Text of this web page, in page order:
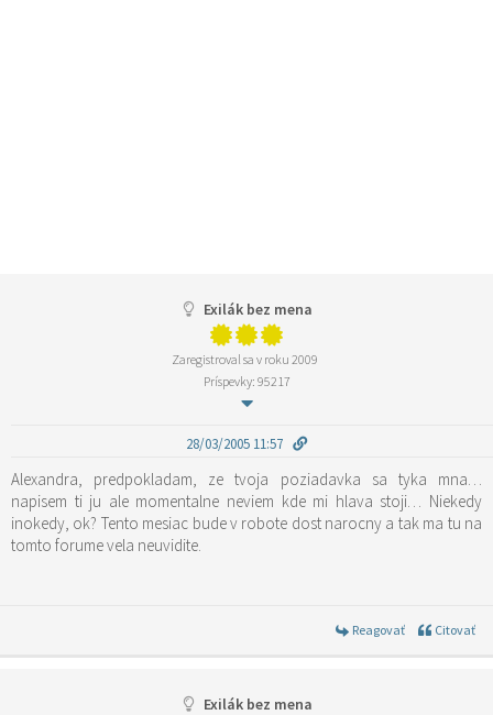
Exilák bez mena
Zaregistroval sa v roku 2009
Príspevky: 95217
28/03/2005 11:57
Alexandra, predpokladam, ze tvoja poziadavka sa tyka mna…
napisem ti ju ale momentalne neviem kde mi hlava stoji… Niekedy
inokedy, ok? Tento mesiac bude v robote dost narocny a tak ma tu na
tomto forume vela neuvidite.
Reagovať Citovať
Exilák bez mena